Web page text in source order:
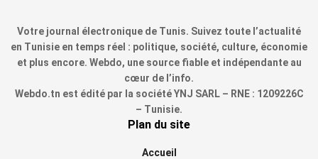
Votre journal électronique de Tunis. Suivez toute l’actualité
en Tunisie en temps réel : politique, société, culture, économie
et plus encore. Webdo, une source fiable et indépendante au
cœur de l’info.
Webdo.tn est édité par la société YNJ SARL – RNE : 1209226C
– Tunisie.
Plan du site
Accueil